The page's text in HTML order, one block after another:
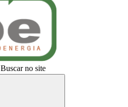
Buscar no site